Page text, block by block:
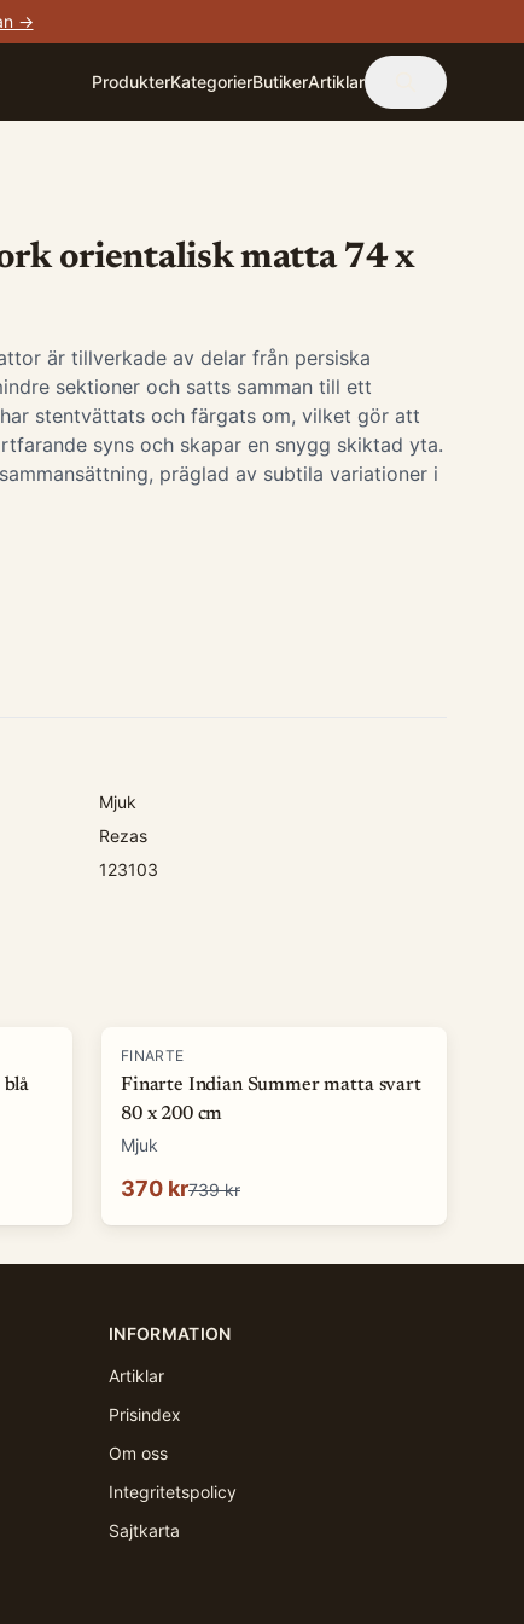
→
ProdukterKategorierButikerArtiklar
orientalisk matta 74 x
är tillverkade av delar från persiska
sektioner och satts samman till ett
stentvättats och färgats om, vilket gör att
syns och skapar en snygg skiktad yta.
präglad av subtila variationer i
Mjuk
Rezas
123103
-50 %
FINARTE
Finarte Indian Summer matta svart
80 x 200 cm
Mjuk
370 kr739 kr
INFORMATION
Artiklar
Prisindex
Om oss
Integritetspolicy
Sajtkarta